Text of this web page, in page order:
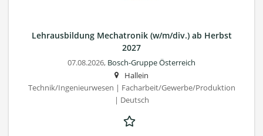
Lehrausbildung Mechatronik (w/m/div.) ab Herbst
2027
07.08.2026, Bosch-Gruppe Österreich
Hallein
Technik/Ingenieurwesen | Facharbeit/Gewerbe/Produktion
| Deutsch